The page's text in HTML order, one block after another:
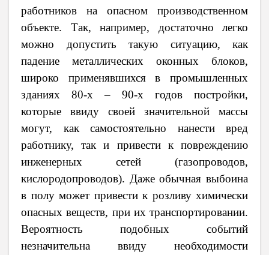
работников на опасном производственном
объекте. Так, например, достаточно легко
можно допустить такую ситуацию, как
падение металлических оконных блоков,
широко применявшихся в промышленных
зданиях 80-х – 90-х годов постройки,
которые ввиду своей значительной массы
могут, как самостоятельно нанести вред
работнику, так и привести к повреждению
инженерных сетей (газопроводов,
кислородопроводов). Даже обычная выбоина
в полу может привести к розливу химически
опасных веществ, при их транспортировании.
Вероятность подобных событий
незначительна ввиду необходимости